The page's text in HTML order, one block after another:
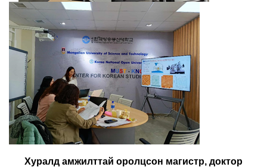
Хуралд амжилттай оролцсон магистр, доктор